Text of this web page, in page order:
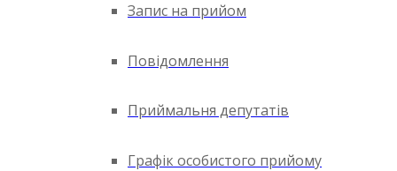
Запис на прийом
Повідомлення
Приймальня депутатів
Графік особистого прийому